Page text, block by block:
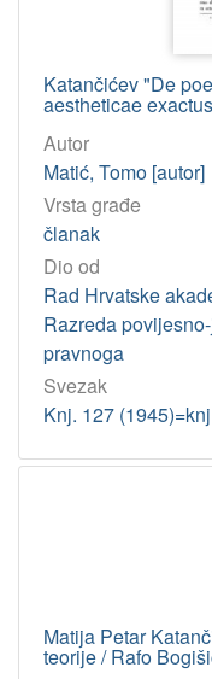
Katančićev "De
aestheticae
Autor
Matić, Tomo [autor]
Vrsta građe
članak
Dio od
Rad Hrvatske
Razreda
pravnoga
Svezak
Knj. 127
Matija Petar
teorije / Rafo